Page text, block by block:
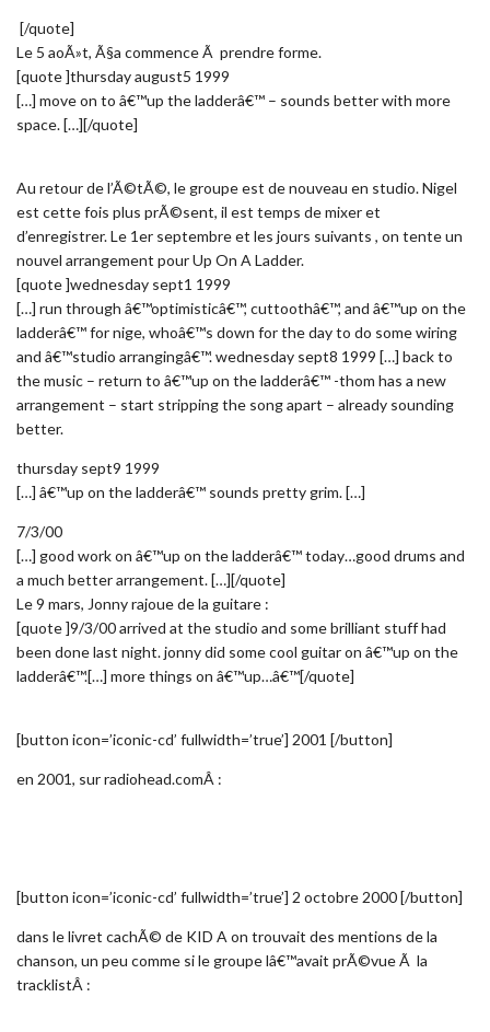
[/quote]
Le 5 aoÃ»t, Ã§a commence Ã prendre forme.
[quote ]thursday august5 1999
[…] move on to â€™up the ladderâ€™ – sounds better with more
space. […][/quote]
Au retour de l’Ã©tÃ©, le groupe est de nouveau en studio. Nigel
est cette fois plus prÃ©sent, il est temps de mixer et
d’enregistrer. Le 1er septembre et les jours suivants , on tente un
nouvel arrangement pour Up On A Ladder.
[quote ]wednesday sept1 1999
[…] run through â€™optimisticâ€™, cuttoothâ€™, and â€™up on the
ladderâ€™ for nige, whoâ€™s down for the day to do some wiring
and â€™studio arrangingâ€™. wednesday sept8 1999 […] back to
the music – return to â€™up on the ladderâ€™ -thom has a new
arrangement – start stripping the song apart – already sounding
better.
thursday sept9 1999
[…] â€™up on the ladderâ€™ sounds pretty grim. […]
7/3/00
[…] good work on â€™up on the ladderâ€™ today…good drums and
a much better arrangement. […][/quote]
Le 9 mars, Jonny rajoue de la guitare :
[quote ]9/3/00 arrived at the studio and some brilliant stuff had
been done last night. jonny did some cool guitar on â€™up on the
ladderâ€™.[…] more things on â€™up…â€™[/quote]
[button icon=’iconic-cd’ fullwidth=’true’] 2001 [/button]
en 2001, sur radiohead.comÂ :
[button icon=’iconic-cd’ fullwidth=’true’] 2 octobre 2000 [/button]
dans le livret cachÃ© de KID A on trouvait des mentions de la
chanson, un peu comme si le groupe lâ€™avait prÃ©vue Ã la
tracklistÂ :